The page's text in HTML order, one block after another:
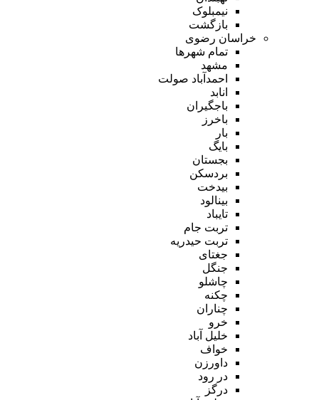
نیمبلوک
بازگشت
خراسان رضوی
تمام شهر‌ها
مشهد
احمدآباد صولت
انابد
باجگیران
باخرز
بار
بایگ
بجستان
بردسکن
بیدخت
بینالود
تایباد
تربت جام
تربت حیدریه
جغتای
جنگل
چاشلو
چکنه
چناران
خرو
خلیل آباد
خواف
داورزن
در رود
درگز